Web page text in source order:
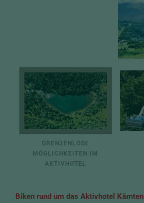
GRENZENLOSE
MÖGLICHKEITEN IM
AKTIVHOTEL
Biken rund um das Aktivhotel Kärnten